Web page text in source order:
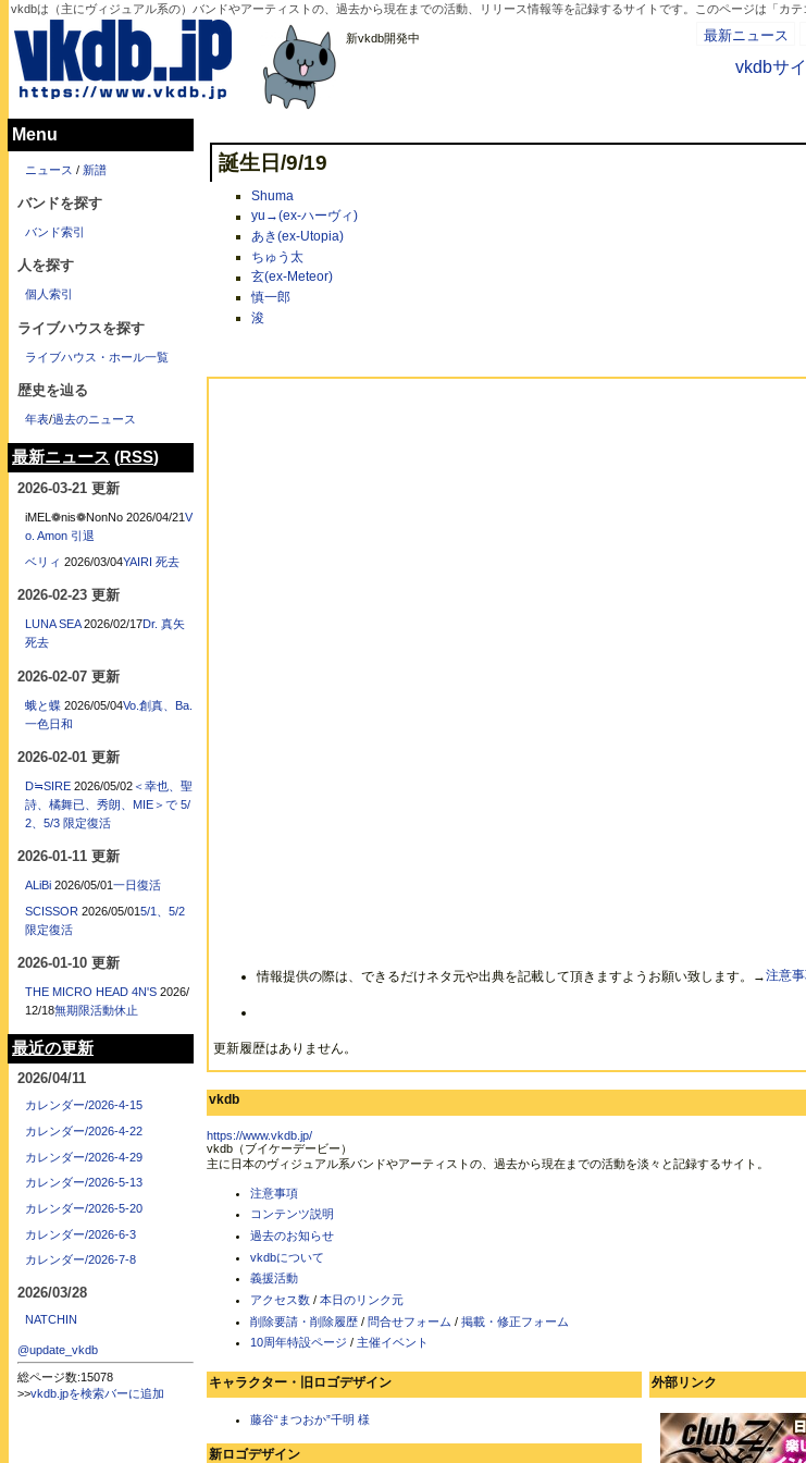
vkdbは（主にヴィジュアル系の）バンドやアーティストの、過去から現在までの活動、リリース情報等を記録するサイトです。このページは「カテ
新vkdb開発中 最新ニュース
vkdbサ
誕生日/9/19
Shuma
yu→(ex-ハーヴィ)
あき(ex-Utopia)
ちゅう太
玄(ex-Meteor)
慎一郎
浚
情報提供の際は、できるだけネタ元や出典を記載して頂きますようお願い致します。→注意
更新履歴はありません。
vkdb
https://www.vkdb.jp/
vkdb（ブイケーデービー）
主に日本のヴィジュアル系バンドやアーティストの、過去から現在までの活動を淡々と記録するサイト。
注意事項
コンテンツ説明
過去のお知らせ
vkdbについて
義援活動
アクセス数 / 本日のリンク元
削除要請・削除履歴 / 問合せフォーム / 掲載・修正フォーム
10周年特設ページ / 主催イベント
キャラクター・旧ロゴデザイン
藤谷“まつおか”千明 様
新ロゴデザイン
外部リンク
Menu
ニュース / 新譜
バンドを探す
バンド索引
人を探す
個人索引
ライブハウスを探す
ライブハウス・ホール一覧
歴史を辿る
年表/過去のニュース
最新ニュース (RSS)
2026-03-21 更新
iMEL❁nis❁NonNo 2026/04/21 V
o. Amon 引退
ベリィ 2026/03/04YAIRI 死去
2026-02-23 更新
LUNA SEA 2026/02/17Dr. 真矢
死去
2026-02-07 更新
蛾と蝶 2026/05/04Vo.創真、Ba.
一色日和
2026-02-01 更新
D≒SIRE 2026/05/02＜幸也、聖
詩、橘舞已、秀朗、MIE＞で 5/
2、5/3 限定復活
2026-01-11 更新
ALiBi 2026/05/01一日復活
SCISSOR 2026/05/015/1、5/2
限定復活
2026-01-10 更新
THE MICRO HEAD 4N'S 2026/
12/18無期限活動休止
最近の更新
2026/04/11
カレンダー/2026-4-15
カレンダー/2026-4-22
カレンダー/2026-4-29
カレンダー/2026-5-13
カレンダー/2026-5-20
カレンダー/2026-6-3
カレンダー/2026-7-8
2026/03/28
NATCHIN
@update_vkdb
総ページ数:15078
>>vkdb.jpを検索バーに追加